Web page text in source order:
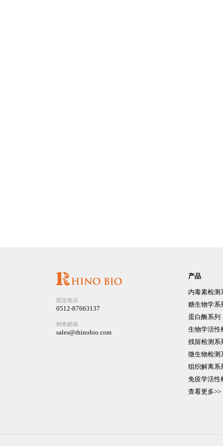
固定电话
0512-87663137
销售邮箱
sales@rhinobio.com
产品
内毒素检测
糖生物学系
蛋白酶系列
生物学活性
残留检测系
微生物检测
组织解离系
免疫学活性
查看更多>>